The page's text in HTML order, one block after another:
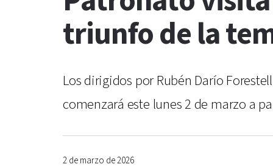
triunfo de la
Los dirigidos por Rubén Darío
comenzará este lunes 2 de marzo a
2 de marzo de 2026